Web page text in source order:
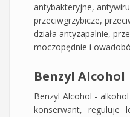
antybakteryjne,
przeciwgrzybicze,
działa antyzapalnie,
moczopędnie i
Benzyl Alcohol
Benzyl Alcohol -
konserwant, reguluje